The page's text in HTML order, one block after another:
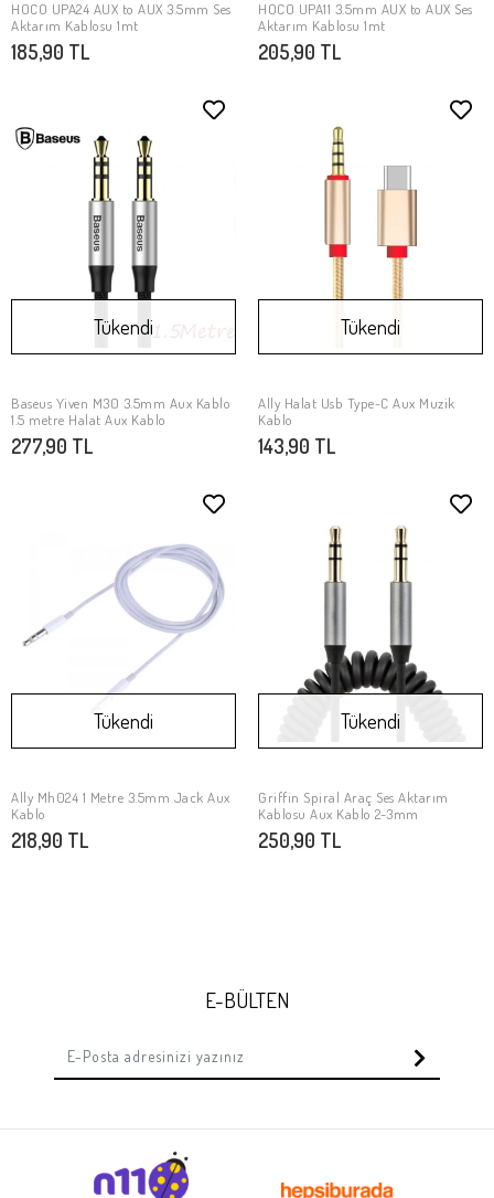
Stokta Yok
HOCO UPA24 AUX to AUX 3.5mm Ses
Aktarım Kablosu 1mt
185,90 TL
Stokta Yok
HOCO UPA11 3.5mm AUX to AUX Ses
Aktarım Kablosu 1mt
205,90 TL
Stokta Yok
Tükendi
Baseus Yiven M30 3.5mm Aux Kablo
1.5 metre Halat Aux Kablo
277,90 TL
Stokta Yok
Tükendi
Ally Halat Usb Type-C Aux Muzik
Kablo
143,90 TL
Stokta Yok
Tükendi
Ally Mh024 1 Metre 3.5mm Jack Aux
Kablo
218,90 TL
Stokta Yok
Tükendi
Griffin Spiral Araç Ses Aktarım
Kablosu Aux Kablo 2-3mm
250,90 TL
E-BÜLTEN